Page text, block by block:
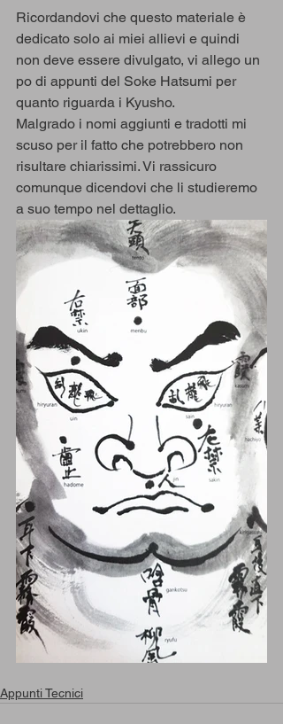
Ricordandovi che questo materiale è
dedicato solo ai miei allievi e quindi
non deve essere divulgato, vi allego un
po di appunti del Soke Hatsumi per
quanto riguarda i Kyusho.
Malgrado i nomi aggiunti e tradotti mi
scuso per il fatto che potrebbero non
risultare chiarissimi. Vi rassicuro
comunque dicendovi che li studieremo
a suo tempo nel dettaglio.
Appunti Tecnici